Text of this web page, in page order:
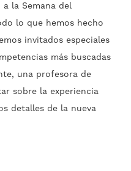
la Semana del
lo que hemos hecho
invitados especiales
más buscadas
una profesora de
sobre la experiencia
detalles de la nueva